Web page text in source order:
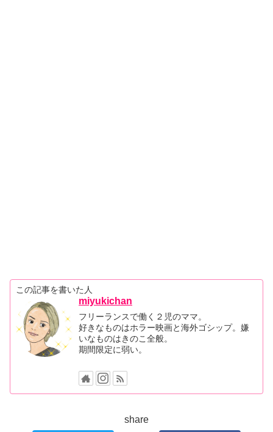
この記事を書いた人
miyukichan
フリーランスで働く２児のママ。
好きなものはホラー映画と海外ゴシップ。嫌
いなものはきのこ全般。
期間限定に弱い。
share